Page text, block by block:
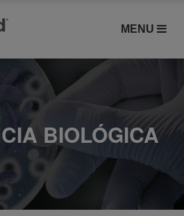
MENU
BIOLÓGICA